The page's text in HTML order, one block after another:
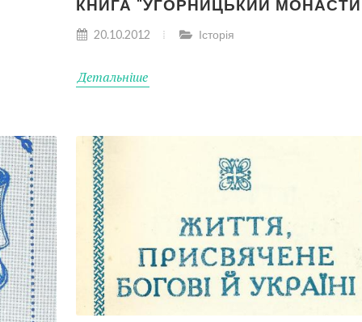
КНИГА "УГОРНИЦЬКИЙ
20.10.2012 Історія
Детальніше